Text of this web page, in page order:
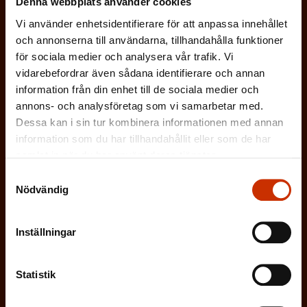
Vi använder enhetsidentifierare för att anpassa innehållet
och annonserna till användarna, tillhandahålla funktioner
för sociala medier och analysera vår trafik. Vi
vidarebefordrar även sådana identifierare och annan
information från din enhet till de sociala medier och
annons- och analysföretag som vi samarbetar med.
Dessa kan i sin tur kombinera informationen med annan
information som du har tillhandahållit eller som de har
Nödvändig
Inställningar
Statistik
På vilket språk vill du ha nyhetsbrevet?
SVENSKA FINSKA
Jag godkänner att mina uppgifter sparas och
behandlas i enlighet med
dataskyddsbeskrivningen för FFC:s
l